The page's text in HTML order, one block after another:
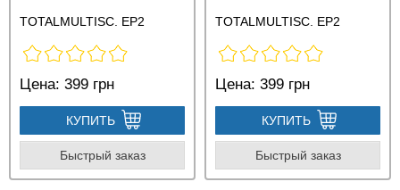
TOTALMULTISC. EP2
Цена: 399 грн
КУПИТЬ
Быстрый заказ
TOTALMULTISC. EP2
Цена: 399 грн
КУПИТЬ
Быстрый заказ